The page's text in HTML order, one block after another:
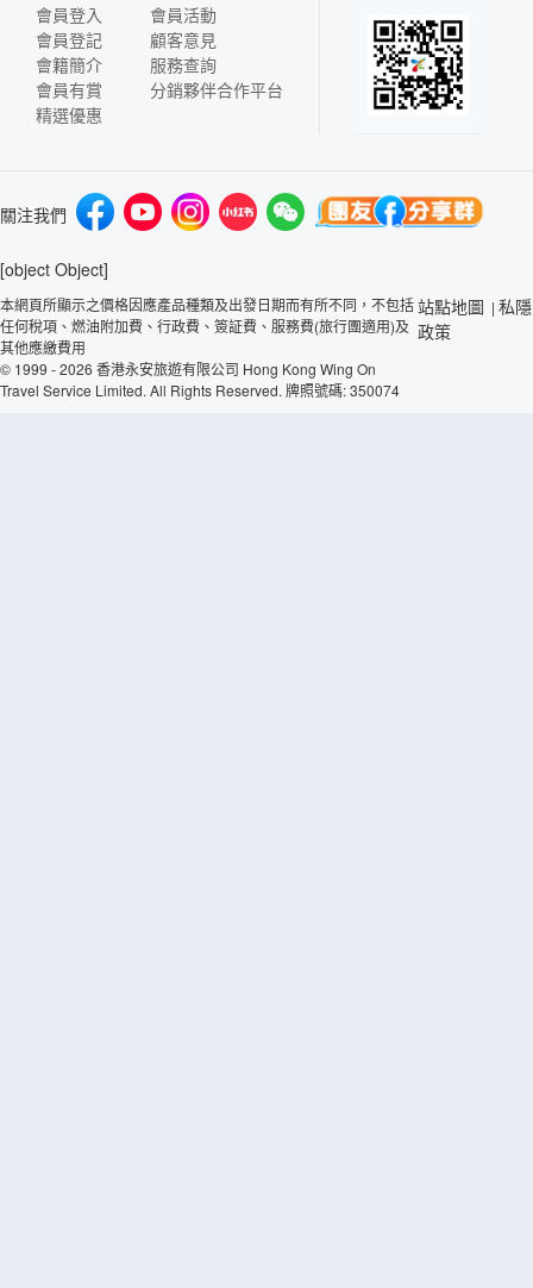
會員登入
會員登記
會籍簡介
會員有賞
精選優惠
會員活動
顧客意見
服務查詢
分銷夥伴合作平台
關注我們
[object Object]
本網頁所顯示之價格因應產品種類及出發日期而有所不同，不包括
任何稅項、燃油附加費、行政費、簽証費、服務費(旅行團適用)及
其他應繳費用
© 1999 - 2026 香港永安旅遊有限公司 Hong Kong Wing On
Travel Service Limited. All Rights Reserved. 牌照號碼: 350074
站點地圖 | 私隱
政策